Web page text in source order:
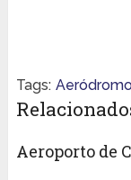
Tags:
Aeroporto de